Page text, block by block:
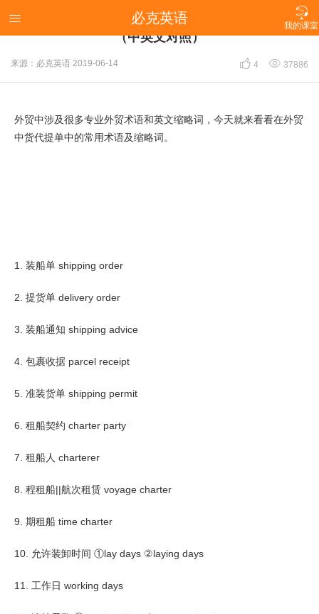

我的课室
 必克英语
【外贸英语】外贸中货代提单常用术语及缩略词
（中英文对照）
来源：必克英语 2019-06-14  4  37886
外贸中涉及很多专业外贸术语和英文缩略词，今天就来看看在外贸
中货代提单中的常用术语及缩略词。
1. 装船单 shipping order
2. 提货单 delivery order
3. 装船通知 shipping advice
4. 包裹收据 parcel receipt
5. 准装货单 shipping permit
6. 租船契约 charter party
7. 租船人 charterer
8. 程租船||航次租赁 voyage charter
9. 期租船 time charter
10. 允许装卸时间 ①lay days ②laying days
11. 工作日 working days